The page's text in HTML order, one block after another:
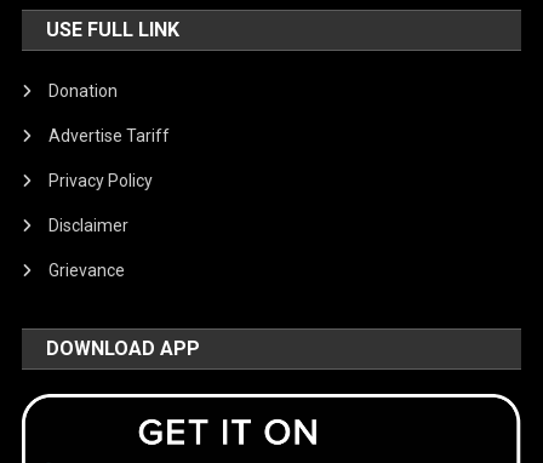
USE FULL LINK
Donation
Advertise Tariff
Privacy Policy
Disclaimer
Grievance
DOWNLOAD APP